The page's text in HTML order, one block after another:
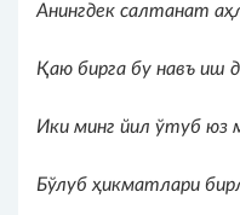
Анингдек салтанат
Қаю бирга бу навъ иш
Ики минг йил ўтуб юз
Бўлуб ҳикматлари